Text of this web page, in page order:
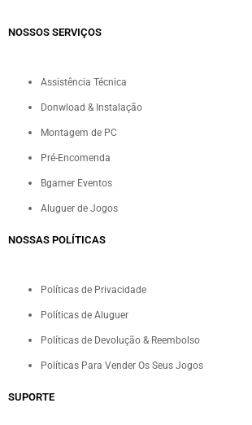
NOSSOS SERVIÇOS​
Assistência Técnica
Donwload & Instalação
Montagem de PC
Pré-Encomenda
Bgamer Eventos
Aluguer de Jogos
NOSSAS POLÍTICAS
Políticas de Privacidade
Políticas de Aluguer
Políticas de Devolução & Reembolso
Políticas Para Vender Os Seus Jogos
SUPORTE